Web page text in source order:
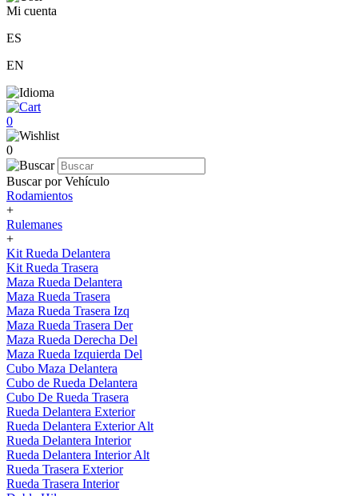
Mi cuenta
ES
EN
0
0
Buscar por Vehículo
Rodamientos
+
Rulemanes
+
Kit Rueda Delantera
Kit Rueda Trasera
Maza Rueda Delantera
Maza Rueda Trasera
Maza Rueda Trasera Izq
Maza Rueda Trasera Der
Maza Rueda Derecha Del
Maza Rueda Izquierda Del
Cubo Maza Delantera
Cubo de Rueda Delantera
Cubo De Rueda Trasera
Rueda Delantera Exterior
Rueda Delantera Exterior Alt
Rueda Delantera Interior
Rueda Delantera Interior Alt
Rueda Trasera Exterior
Rueda Trasera Interior